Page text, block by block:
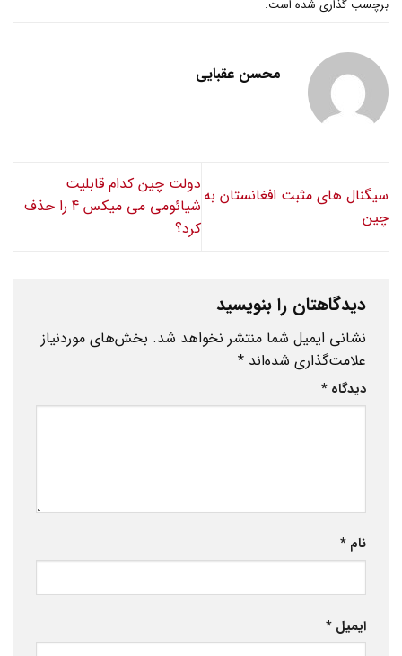
برچسب گذاری شده است.
محسن عقبایی
سیگنال های مثبت افغانستان به
چین
دولت چین کدام قابلیت
شیائومی می میکس 4 را حذف
کرد؟
دیدگاهتان را بنویسید
نشانی ایمیل شما منتشر نخواهد شد. بخش‌های موردنیاز
علامت‌گذاری شده‌اند *
دیدگاه *
نام *
ایمیل *